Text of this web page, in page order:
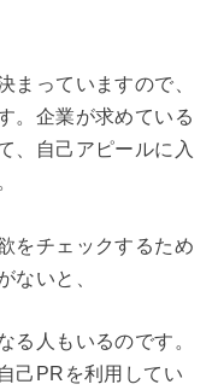
まっていますので、
。企業が求めている
、自己アピールに入
をチェックするため
ないと、
る人もいるのです。
己PRを利用してい